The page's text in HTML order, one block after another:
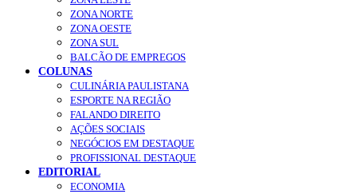
ZONA NORTE
ZONA OESTE
ZONA SUL
BALCÃO DE EMPREGOS
COLUNAS
CULINÁRIA PAULISTANA
ESPORTE NA REGIÃO
FALANDO DIREITO
AÇÕES SOCIAIS
NEGÓCIOS EM DESTAQUE
PROFISSIONAL DESTAQUE
EDITORIAL
ECONOMIA